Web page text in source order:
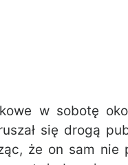
w sobotę
się drogą
że on sam nie